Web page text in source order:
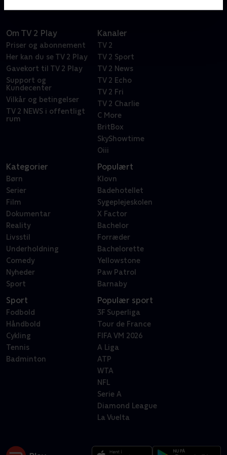
Om TV 2 Play
Priser og abonnement
Her kan du se TV 2 Play
Gavekort til TV 2 Play
Support og
Kundecenter
Vilkår og betingelser
TV 2 NEWS i offentligt
rum
Kanaler
TV 2
TV 2 Sport
TV 2 News
TV 2 Echo
TV 2 Fri
TV 2 Charlie
C More
BritBox
SkyShowtime
Oiii
Kategorier
Børn
Serier
Film
Dokumentar
Reality
Livsstil
Underholdning
Comedy
Nyheder
Sport
Populært
Klovn
Badehotellet
Sygeplejeskolen
X Factor
Bachelor
Forræder
Bachelorette
Yellowstone
Paw Patrol
Barnaby
Sport
Fodbold
Håndbold
Cykling
Tennis
Badminton
Populær sport
3F Superliga
Tour de France
FIFA VM 2026
A Liga
ATP
WTA
NFL
Serie A
Diamond League
La Vuelta